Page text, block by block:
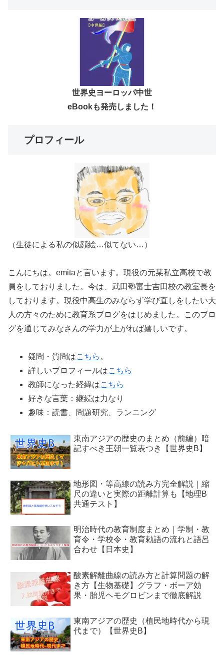
世界史ヨーロッパ中世
eBookも発売しました！
プロフィール
（生徒による私の似顔絵…似てない…）
こんにちは。emitaと言います。現役の元某私立高校で教
員をしておりました。今は、武田塾富士吉田校の教室長を
しております。現役中高生のみならず学び直しをしたい大
人の方々のために教育系ブログをはじめました。このブロ
グを通じてみなさんの学力が上がれば嬉しいです。
疑問・質問はこちら 。
詳しいプロフィールはこちら
教師になった経緯はこちら
好きな言葉：継続は力なり
趣味：読書、問題研究、ランニング
東南アジアの歴史のまとめ（前編）暗
記すべき王朝一覧表つき【世界史B】
地形図・等高線の読み方完全解説｜縮
尺の違いと実際の距離計算も【地理B
共通テスト】
明治時代の教育制度まとめ｜学制・教
育令・学校令・教育勅語の流れと語呂
合わせ【日本史】
酸素解離曲線の読み方と計算問題の解
き方【生物基礎】グラフ・ボーア効
果・胎児ヘモグロビンまで徹底解説
東南アジアの歴史（植民地時代から現
代まで）【世界史B】